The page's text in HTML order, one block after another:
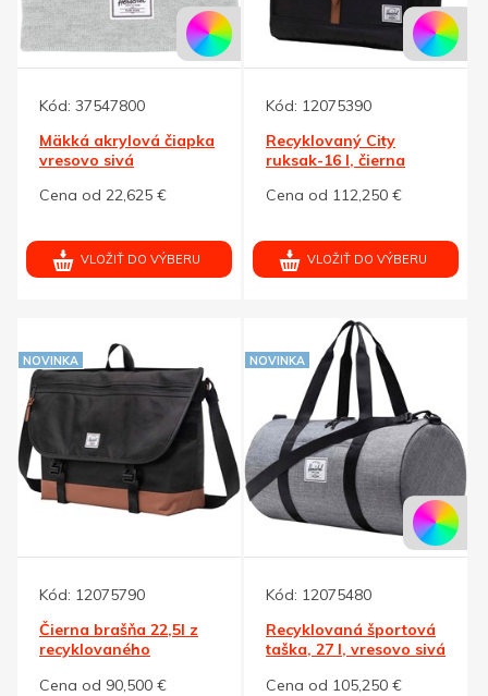
Kód: 37547800
Mäkká akrylová čiapka
vresovo sivá
Cena od 22,625 €
VLOŽIŤ DO VÝBERU
Kód: 12075390
Recyklovaný City
ruksak-16 l, čierna
Cena od 112,250 €
VLOŽIŤ DO VÝBERU
NOVINKA
Kód: 12075790
Čierna brašňa 22,5l z
recyklovaného
Cena od 90,500 €
NOVINKA
Kód: 12075480
Recyklovaná športová
taška, 27 l, vresovo sivá
Cena od 105,250 €